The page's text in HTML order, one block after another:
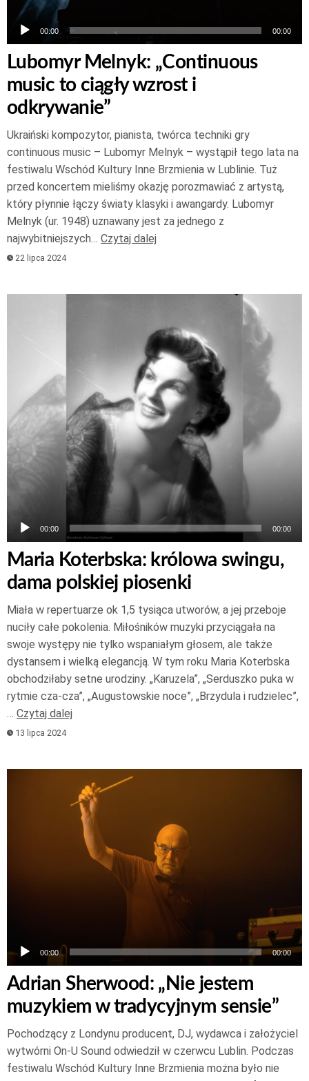
00:00 00:00
Lubomyr Melnyk: „Continuous
music to ciągły wzrost i
odkrywanie”
Ukraiński kompozytor, pianista, twórca techniki gry
continuous music – Lubomyr Melnyk – wystąpił tego lata na
festiwalu Wschód Kultury Inne Brzmienia w Lublinie. Tuż
przed koncertem mieliśmy okazję porozmawiać z artystą,
który płynnie łączy światy klasyki i awangardy. Lubomyr
Melnyk (ur. 1948) uznawany jest za jednego z
najwybitniejszych… Czytaj dalej
22 lipca 2024
00:00 00:00
Maria Koterbska: królowa swingu,
dama polskiej piosenki
Miała w repertuarze ok 1,5 tysiąca utworów, a jej przeboje
nuciły całe pokolenia. Miłośników muzyki przyciągała na
swoje występy nie tylko wspaniałym głosem, ale także
dystansem i wielką elegancją. W tym roku Maria Koterbska
obchodziłaby setne urodziny. „Karuzela”, „Serduszko puka w
rytmie cza-cza”, „Augustowskie noce”, „Brzydula i rudzielec”,
… Czytaj dalej
13 lipca 2024
dźwiękowych
00:00 00:00
Adrian Sherwood: „Nie jestem
muzykiem w tradycyjnym sensie”
Pochodzący z Londynu producent, DJ, wydawca i założyciel
wytwórni On-U Sound odwiedził w czerwcu Lublin. Podczas
festiwalu Wschód Kultury Inne Brzmienia można było nie